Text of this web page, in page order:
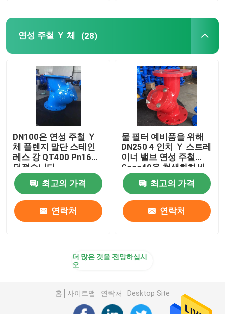
연성 주철 Ｙ 체 (28)
DN100은 연성 주철 Ｙ
체 플렌지 말단 스테인
레스 강 QT400 Pn16을
던졌습니다
최고의 가격
연락처
물 필터 예비품을 위해
DN250 4 인치 Ｙ 스트레
이너 밸브 연성 주철
Gggg40을 청색화하세
요
최고의 가격
연락처
더 많은 것을 전망하십시
오
홈 사이트맵 연락처 Desktop Site